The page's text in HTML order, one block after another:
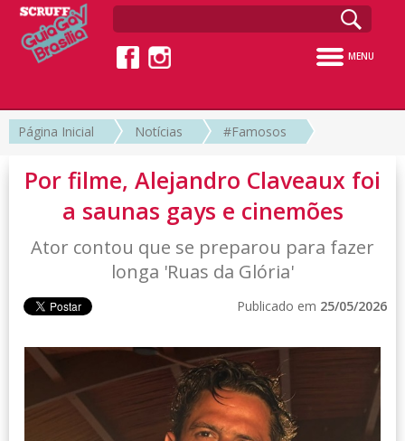
MENU
Página Inicial Notícias #Famosos
Por filme, Alejandro Claveaux foi
a saunas gays e cinemões
Ator contou que se preparou para fazer
longa 'Ruas da Glória'
Publicado em 25/05/2026